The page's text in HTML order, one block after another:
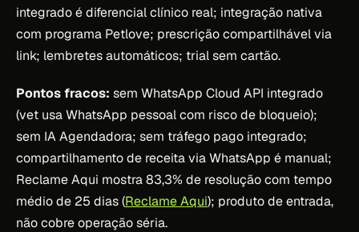
integrado é diferencial clínico real; integração nativa
com programa Petlove; prescrição compartilhável via
link; lembretes automáticos; trial sem cartão.
Pontos fracos: sem WhatsApp Cloud API integrado
(vet usa WhatsApp pessoal com risco de bloqueio);
sem IA Agendadora; sem tráfego pago integrado;
compartilhamento de receita via WhatsApp é manual;
Reclame Aqui mostra 83,3% de resolução com tempo
médio de 25 dias (Reclame Aqui); produto de entrada,
não cobre operação séria.